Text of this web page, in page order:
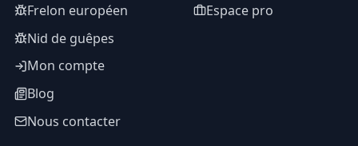
Frelon européen
Nid de guêpes
Mon compte
Blog
Nous contacter
Espace pro